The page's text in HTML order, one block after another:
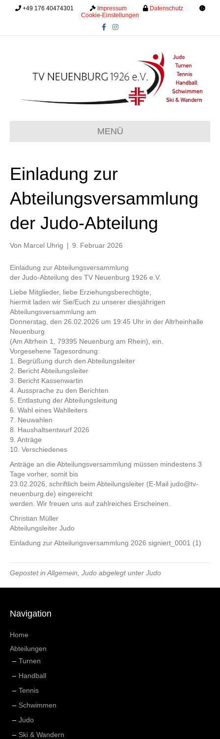
+49 176 40474301 Impressum Datenschutz
Cookie-Einstellungen
c
k
s
a
m
MENÜ
Einladung zur
Abteilungsversammlung
der Judo-Abteilung
Von Marcel Uhrig | 9. Februar 2026
Einladung zur Abteilungsversammlung
der Judo-Abteilung des TV Neuenburg 1926 e.V.
Liebe Mitglieder, liebe Erziehungsberechtigte,
hiermit laden wir Sie/Euch zu unserer diesjährigen
Abteilungsversammlung am
Donnerstag, den 26.02.2026 um 19:45 Uhr in der Altrheinhalle
Neuenburg
(Am Altrhein 1, 79395 Neuenburg am Rhein), ein.
Vorgesehene Tagesordnung:
1. Begrüßung durch den Abteilungsleiter
2. Bericht Abteilungsleiter
3. Bericht Kassenwartin
4. Aussprache zu den Berichten
5. Entlastung der Abteilungsleitung
6. Wahl eines Wahlleiters
7. Neuwahlen
8. Haushaltsentwurf 2026
9. Anträge
10. Verschiedenes
Anträge an die Abteilungsversammlung müssen mindestens 3
Tage vorher, somit bis
23.02.2026, schriftlich beim Abteilungsleiter (E-Mail judo@tv-
neuenburg.de) eingereicht
werden. Wir freuen uns auf zahlreiches Erscheinen.
Christian Müller
Abteilungsleiter Judo
Einladung zur Abteilungsversammlung 2026 signiert_0001 (1)
Gepostet in Allgemein Judo abgelegt unter Judo
Navigation
Home
Abteilungen
Turnen
Handball
Tennis
Schwimmen
Judo
Ski & Wandern